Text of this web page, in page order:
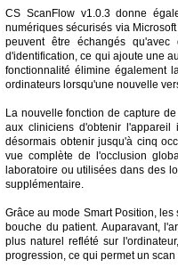
CS ScanFlow v1.0.3 donne
numériques sécurisés via
peuvent être échangés
d'identification, ce qui ajoute une
fonctionnalité élimine également
ordinateurs lorsqu'une nouvelle
La nouvelle fonction de capture
aux cliniciens d'obtenir
désormais obtenir jusqu'à cinq
vue complète de l'occlusion
laboratoire ou utilisées dans des
supplémentaire.
Grâce au mode Smart Position,
bouche du patient. Auparavant,
plus naturel reflété sur
progression, ce qui permet un scan